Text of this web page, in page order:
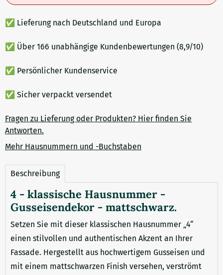
✅ Lieferung nach Deutschland und Europa
✅ Über 166 unabhängige Kundenbewertungen (8,9/10)
✅ Persönlicher Kundenservice
✅ Sicher verpackt versendet
Fragen zu Lieferung oder Produkten? Hier finden Sie
Antworten.
Mehr Hausnummern und -Buchstaben
Beschreibung
4 - klassische Hausnummer -
Gusseisendekor - mattschwarz.
Setzen Sie mit dieser klassischen Hausnummer „4“
einen stilvollen und authentischen Akzent an Ihrer
Fassade. Hergestellt aus hochwertigem Gusseisen und
mit einem mattschwarzen Finish versehen, verströmt